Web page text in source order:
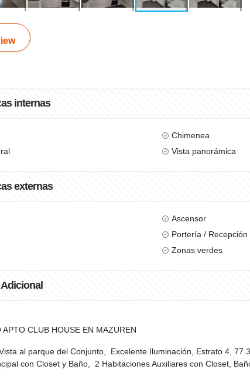
internas
Chimenea
Vista panorámica
externas
Ascensor
Portería / Recepción
Zonas verdes
APTO CLUB HOUSE EN MAZUREN
al parque del Conjunto, Excelente Iluminación, Estrato 4,
con Closet y Baño, 2 Habitaciones Auxiliares con Closet,